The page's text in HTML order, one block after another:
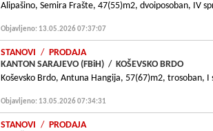
Alipašino, Semira Frašte, 47(55)m2, dvoiposoban, IV
Objavljeno: 13.05.2026 07:37:07
STANOVI / PRODAJA
KANTON SARAJEVO (FBiH) / KOŠEVSKO BRDO
Koševsko Brdo, Antuna Hangija, 57(67)m2, trosoban,
Objavljeno: 13.05.2026 07:34:31
STANOVI / PRODAJA